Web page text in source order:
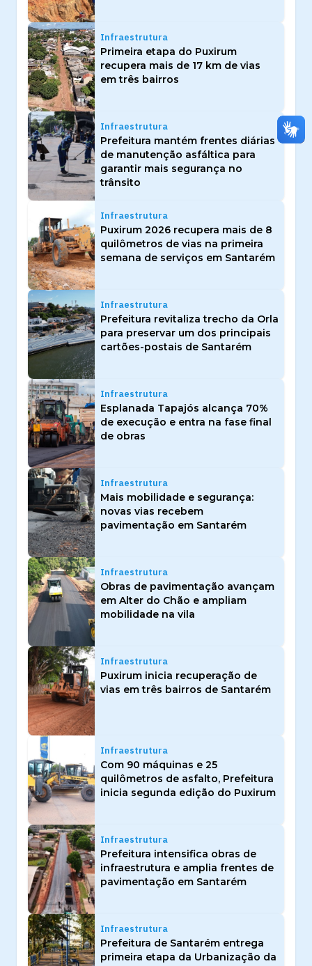
Infraestrutura
Primeira etapa do Puxirum
recupera mais de 17 km de vias
em três bairros
Infraestrutura
Prefeitura mantém frentes diárias
de manutenção asfáltica para
garantir mais segurança no
trânsito
Infraestrutura
Puxirum 2026 recupera mais de 8
quilômetros de vias na primeira
semana de serviços em Santarém
Infraestrutura
Prefeitura revitaliza trecho da Orla
para preservar um dos principais
cartões-postais de Santarém
Infraestrutura
Esplanada Tapajós alcança 70%
de execução e entra na fase final
de obras
Infraestrutura
Mais mobilidade e segurança:
novas vias recebem
pavimentação em Santarém
Infraestrutura
Obras de pavimentação avançam
em Alter do Chão e ampliam
mobilidade na vila
Infraestrutura
Puxirum inicia recuperação de
vias em três bairros de Santarém
Infraestrutura
Com 90 máquinas e 25
quilômetros de asfalto, Prefeitura
inicia segunda edição do Puxirum
Infraestrutura
Prefeitura intensifica obras de
infraestrutura e amplia frentes de
pavimentação em Santarém
Infraestrutura
Prefeitura de Santarém entrega
primeira etapa da Urbanização da